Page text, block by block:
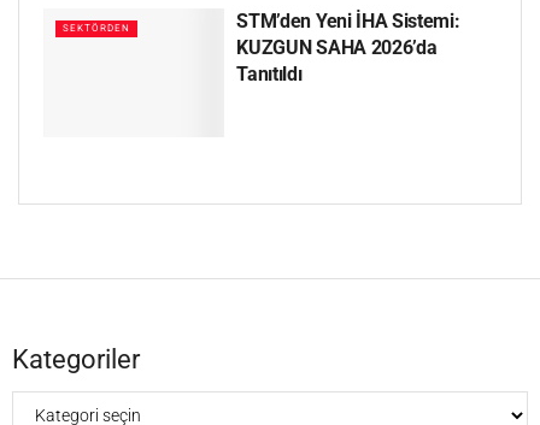
SEKTÖRDEN
STM’den Yeni İHA Sistemi:
KUZGUN SAHA 2026’da
Tanıtıldı
Kategoriler